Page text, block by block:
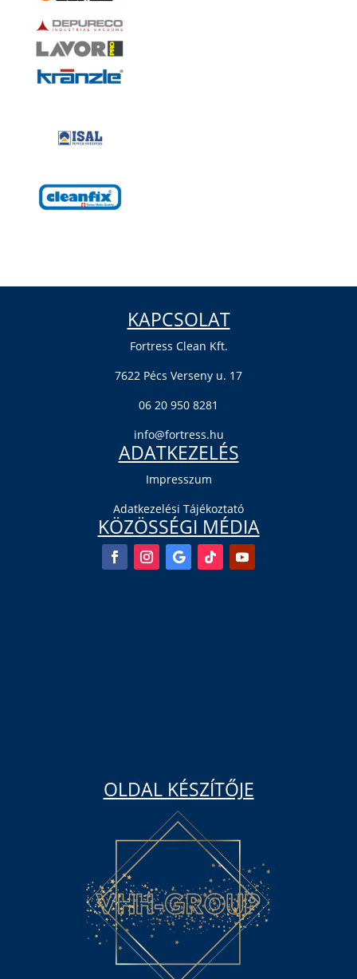
KAPCSOLAT
Fortress Clean Kft.
7622 Pécs Verseny u. 17
06 20 950 8281
info@fortress.hu
ADATKEZELÉS
Impresszum
Adatkezelési Tájékoztató
KÖZÖSSÉGI MÉDIA
OLDAL KÉSZÍTŐJE